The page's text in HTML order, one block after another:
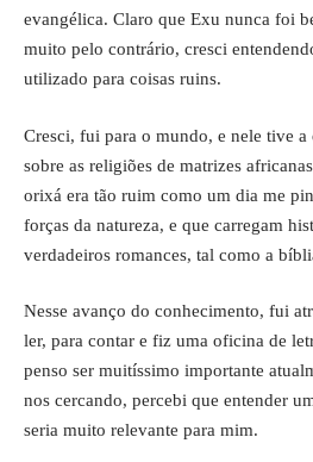
evangélica. Claro que Exu nunca foi
muito pelo contrário, cresci
utilizado para coisas ruins.
Cresci, fui para o mundo, e nele tive
sobre as religiões de matrizes
orixá era tão ruim como um dia me
forças da natureza, e que carregam
verdadeiros romances, tal como a
Nesse avanço do conhecimento, fui
ler, para contar e fiz uma oficina de
penso ser muitíssimo importante
nos cercando, percebi que entender
seria muito relevante para mim.